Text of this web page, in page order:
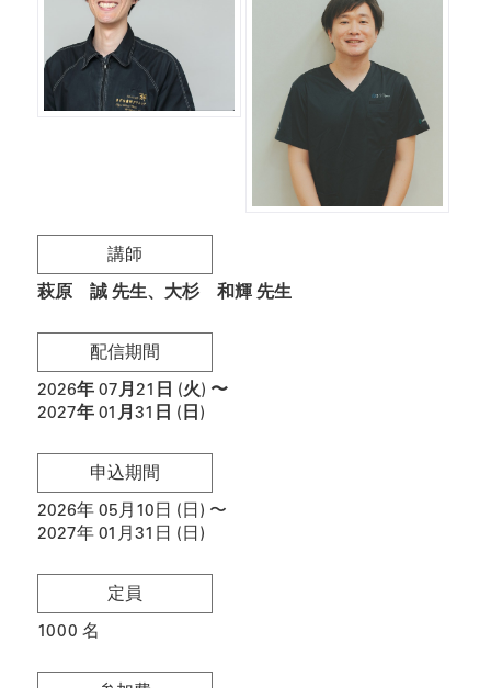
講師
萩原 誠 先生 大杉 和輝 先生
配信期間
2026年 07月21日 (火) 〜
2027年 01月31日 (日)
申込期間
2026年 05月10日 (日) 〜
2027年 01月31日 (日)
定員
1000 名